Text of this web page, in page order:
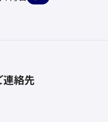
連絡先